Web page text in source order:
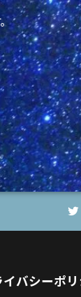
イバシーポリ